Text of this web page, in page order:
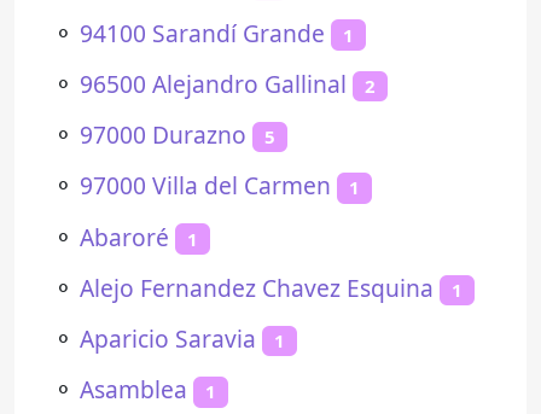
⚬ 94100 Sarandí Grande 1
⚬ 96500 Alejandro Gallinal 2
⚬ 97000 Durazno 5
⚬ 97000 Villa del Carmen 1
⚬ Abaroré 1
⚬ Alejo Fernandez Chavez Esquina 1
⚬ Aparicio Saravia 1
⚬ Asamblea 1